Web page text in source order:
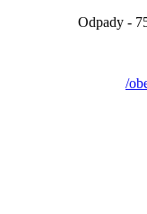
Odpady -
/